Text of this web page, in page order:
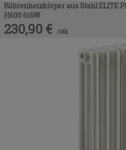
Röhrenheizkörper aus Stahl ELITE
H600 616W
230,90 € /stk